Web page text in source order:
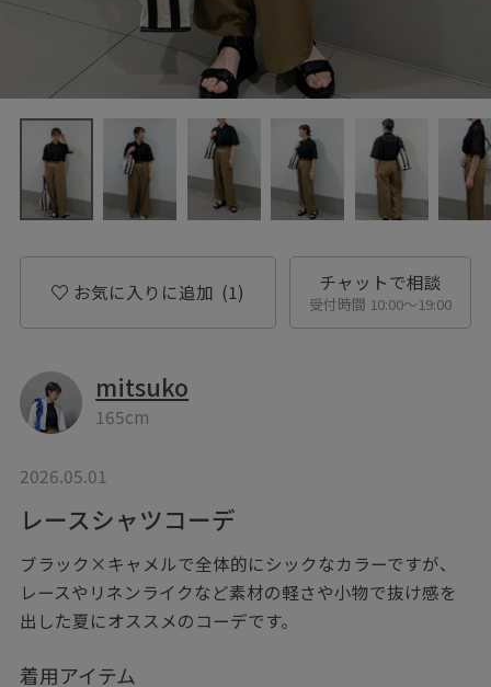
お気に入りに追加 (1) チャットで相談
受付時間 10:00〜19:00
mitsuko
165cm
2026.05.01
レースシャツコーデ
ブラック×キャメルで全体的にシックなカラーですが、
レースやリネンライクなど素材の軽さや小物で抜け感を
出した夏にオススメのコーデです。
着用アイテム